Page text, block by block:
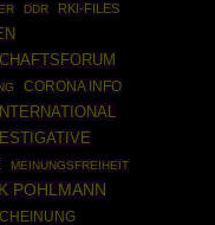
DDR RKI-FILES
CORONA INFO
INTERNATIONAL
MEINUNGSFREIHEIT
POHLMANN